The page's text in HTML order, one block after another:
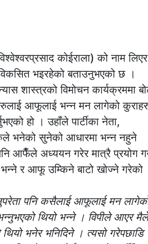
कोईराला) को नाम लिएर
भइरहेको बताउनुभएको छ ।
शास्त्रको विमोचन कार्यक्रममा
आफूलाई भन्न मन लागेको
हो । उहाँले पार्टीका नेता,
भनेको सुनेको आधारमा भन्न नहुने
आफैँले अध्ययन गरेर मात्रै प्रयोग
र आफू उम्किने बाटो खोज्ने गरेको
पनि कसैलाई आफूलाई मन
थियो भन्ने । विपीले आएर मैले
भनेर भनिदिने । त्यसो गरेपछाडि